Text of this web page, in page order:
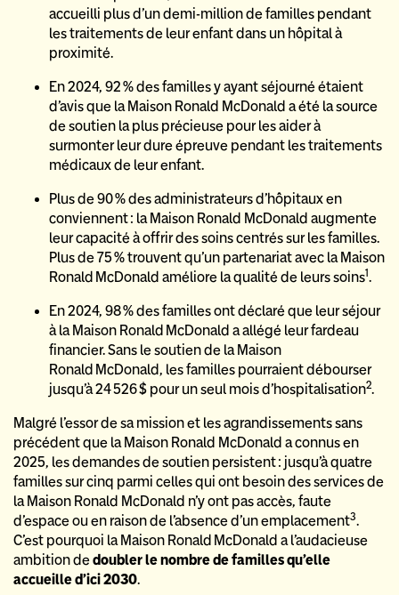
accueilli plus d’un demi-million de familles pendant
les traitements de leur enfant dans un hôpital à
proximité.
En 2024, 92 % des familles y ayant séjourné étaient
d’avis que la Maison Ronald McDonald a été la source
de soutien la plus précieuse pour les aider à
surmonter leur dure épreuve pendant les traitements
médicaux de leur enfant.
Plus de 90 % des administrateurs d’hôpitaux en
conviennent : la Maison Ronald McDonald augmente
leur capacité à offrir des soins centrés sur les familles.
Plus de 75 % trouvent qu’un partenariat avec la Maison
Ronald McDonald améliore la qualité de leurs soins1.
En 2024, 98 % des familles ont déclaré que leur séjour
à la Maison Ronald McDonald a allégé leur fardeau
financier. Sans le soutien de la Maison
Ronald McDonald, les familles pourraient débourser
jusqu’à 24 526 $ pour un seul mois d’hospitalisation2.
Malgré l’essor de sa mission et les agrandissements sans
précédent que la Maison Ronald McDonald a connus en
2025, les demandes de soutien persistent : jusqu’à quatre
familles sur cinq parmi celles qui ont besoin des services de
la Maison Ronald McDonald n’y ont pas accès, faute
d’espace ou en raison de l’absence d’un emplacement3.
C’est pourquoi la Maison Ronald McDonald a l’audacieuse
ambition dedoubler le nombre de familles qu’elle
accueille d’ici 2030.